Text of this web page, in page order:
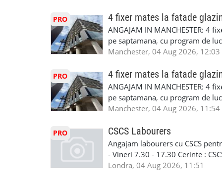
familiei (divorț, custodie, partaj)
Servicii pentru companii: •
• Imigrație pentru afaceri și
soluționarea disputelor 💡 De ce
standard ✔ Confidențialitate
790 689 Email:
www.fcos.co.uk 👉
PRO 4 fixer mates la fatade
ANGAJAM IN MANCHESTER:
pe saptamana, cu program de
in perioada urmatoare. Cerinte:
Tariful se discuta direct, in
discutie este simpla: cine esti,
Prioritate au oamenii din
carora li se termina proiectul
oferta pe care sa o folositi la
WhatsApp: +44 7467 838 881
numele, experienta si data la
https://forms.gle/
T&D GLAZING AND
Manchester, 04 Aug 2026, 12:03
PRO 4 fixer mates la fatade
ANGAJAM IN MANCHESTER:
pe saptamana, cu program de
in perioada urmatoare. Cerinte:
Tariful se discuta direct, in
discutie este simpla: cine esti,
Prioritate au oamenii din
carora li se termina proiectul
Manchester, 04 Aug 2026, 11:54
PRO CSCS Labourers
Angajam labourers cu CSCS
- Vineri 7.30 - 17.30 Cerinte :
Londra, 04 Aug 2026, 11:51